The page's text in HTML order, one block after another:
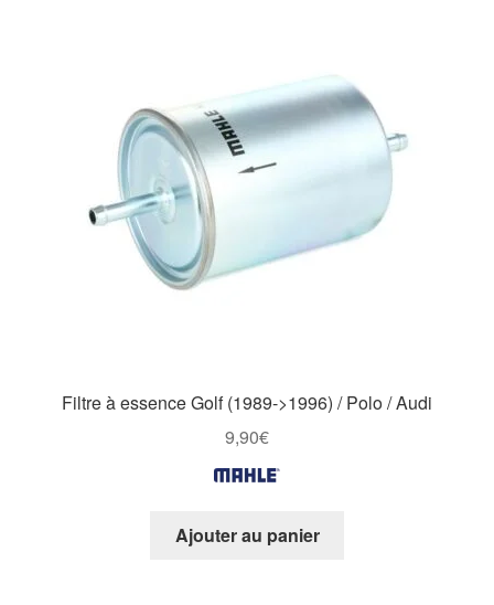
Filtre à essence Golf (1989->1996) / Polo / Audi
9,90€
Ajouter au panier